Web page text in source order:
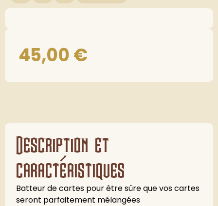
45,00€
Description et
caractéristiques
Batteur de cartes pour être sûre que vos cartes
seront parfaitement mélangées